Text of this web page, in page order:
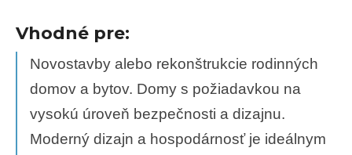
Vhodné pre:
Novostavby alebo rekonštrukcie rodinných
domov a bytov. Domy s požiadavkou na
vysokú úroveň bezpečnosti a dizajnu.
Moderný dizajn a hospodárnosť je ideálnym